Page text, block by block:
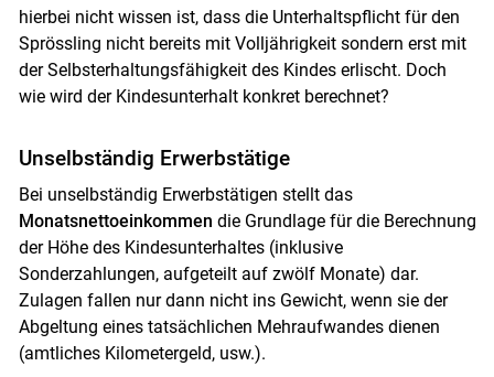
hierbei nicht wissen ist, dass die Unterhaltspflicht für den
Sprössling nicht bereits mit Volljährigkeit sondern erst mit
der Selbsterhaltungsfähigkeit des Kindes erlischt. Doch
wie wird der Kindesunterhalt konkret berechnet?
Unselbständig Erwerbstätige
Bei unselbständig Erwerbstätigen stellt das
Monatsnettoeinkommen die Grundlage für die Berechnung
der Höhe des Kindesunterhaltes (inklusive
Sonderzahlungen, aufgeteilt auf zwölf Monate) dar.
Zulagen fallen nur dann nicht ins Gewicht, wenn sie der
Abgeltung eines tatsächlichen Mehraufwandes dienen
(amtliches Kilometergeld, usw.).